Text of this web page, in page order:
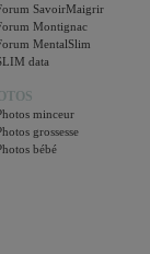
SavoirMaigrir
Montignac
MentalSlim
data
minceur
grossesse
bébé